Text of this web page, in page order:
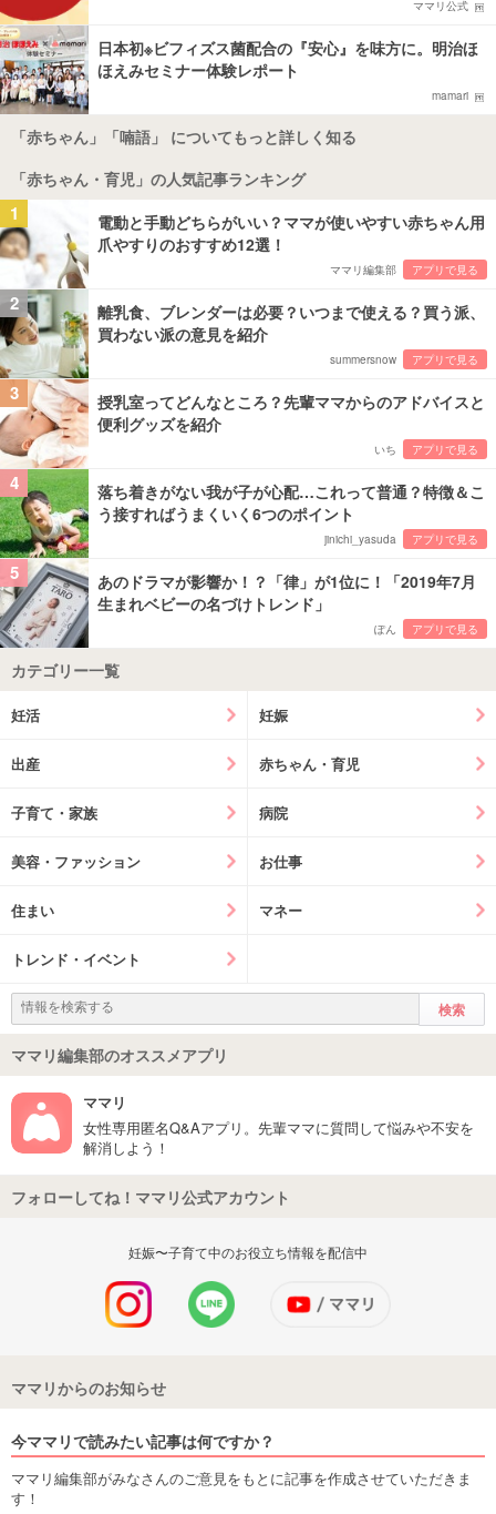
ママリ公式
日本初※ビフィズス菌配合の『安心』を味方に。明治ほ
ほえみセミナー体験レポート
mamari
「赤ちゃん」「喃語」 についてもっと詳しく知る
「赤ちゃん・育児」の人気記事ランキング
1
電動と手動どちらがいい？ママが使いやすい赤ちゃん用
爪やすりのおすすめ12選！
ママリ編集部 アプリで見る
2
離乳食、ブレンダーは必要？いつまで使える？買う派、
買わない派の意見を紹介
summersnow アプリで見る
3
授乳室ってどんなところ？先輩ママからのアドバイスと
便利グッズを紹介
いち アプリで見る
4
落ち着きがない我が子が心配…これって普通？特徴＆こ
う接すればうまくいく6つのポイント
jinichi_yasuda アプリで見る
5
あのドラマが影響か！？「律」が1位に！「2019年7月
生まれベビーの名づけトレンド」
ぽん アプリで見る
カテゴリー一覧
妊活 妊娠
出産 赤ちゃん・育児
子育て・家族 病院
美容・ファッション お仕事
住まい マネー
トレンド・イベント
ママリ編集部のオススメアプリ
ママリ
女性専用匿名Q&Aアプリ。先輩ママに質問して悩みや不安を
解消しよう！
フォローしてね！ママリ公式アカウント
妊娠〜子育て中のお役立ち情報を配信中
ママリからのお知らせ
今ママリで読みたい記事は何ですか？
ママリ編集部がみなさんのご意見をもとに記事を作成させていただきま
す！